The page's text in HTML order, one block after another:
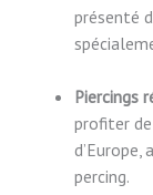
présenté
Piercings
profiter de
percing.